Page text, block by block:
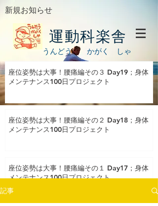
新規お知らせ
運動科楽舎
うんどう かがく しゃ
座位姿勢は大事！腰痛編その３ Day19；身体
メンテナンス100日プロジェクト
座位姿勢は大事！腰痛編その２ Day18；身体
メンテナンス100日プロジェクト
座位姿勢は大事！腰痛編その１ Day17；身体
メンテナンス100日プロジェクト
記事